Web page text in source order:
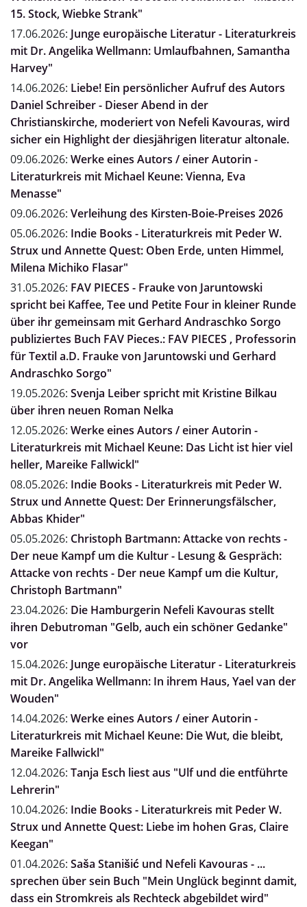
15. Stock, Wiebke Strank"
17.06.2026: Junge europäische Literatur - Literaturkreis
mit Dr. Angelika Wellmann: Umlaufbahnen, Samantha
Harvey"
14.06.2026: Liebe! Ein persönlicher Aufruf des Autors
Daniel Schreiber - Dieser Abend in der
Christianskirche, moderiert von Nefeli Kavouras, wird
sicher ein Highlight der diesjährigen literatur altonale.
09.06.2026: Werke eines Autors / einer Autorin -
Literaturkreis mit Michael Keune: Vienna, Eva
Menasse"
09.06.2026: Verleihung des Kirsten-Boie-Preises 2026
05.06.2026: Indie Books - Literaturkreis mit Peder W.
Strux und Annette Quest: Oben Erde, unten Himmel,
Milena Michiko Flasar"
31.05.2026: FAV PIECES - Frauke von Jaruntowski
spricht bei Kaffee, Tee und Petite Four in kleiner Runde
über ihr gemeinsam mit Gerhard Andraschko Sorgo
publiziertes Buch FAV Pieces.: FAV PIECES , Professorin
für Textil a.D. Frauke von Jaruntowski und Gerhard
Andraschko Sorgo"
19.05.2026: Svenja Leiber spricht mit Kristine Bilkau
über ihren neuen Roman Nelka
12.05.2026: Werke eines Autors / einer Autorin -
Literaturkreis mit Michael Keune: Das Licht ist hier viel
heller, Mareike Fallwickl"
08.05.2026: Indie Books - Literaturkreis mit Peder W.
Strux und Annette Quest: Der Erinnerungsfälscher,
Abbas Khider"
05.05.2026: Christoph Bartmann: Attacke von rechts -
Der neue Kampf um die Kultur - Lesung & Gespräch:
Attacke von rechts - Der neue Kampf um die Kultur,
Christoph Bartmann"
23.04.2026: Die Hamburgerin Nefeli Kavouras stellt
ihren Debutroman "Gelb, auch ein schöner Gedanke"
vor
15.04.2026: Junge europäische Literatur - Literaturkreis
mit Dr. Angelika Wellmann: In ihrem Haus, Yael van der
Wouden"
14.04.2026: Werke eines Autors / einer Autorin -
Literaturkreis mit Michael Keune: Die Wut, die bleibt,
Mareike Fallwickl"
12.04.2026: Tanja Esch liest aus "Ulf und die entführte
Lehrerin"
10.04.2026: Indie Books - Literaturkreis mit Peder W.
Strux und Annette Quest: Liebe im hohen Gras, Claire
Keegan"
01.04.2026: Saša Stanišić und Nefeli Kavouras - ...
sprechen über sein Buch "Mein Unglück beginnt damit,
dass ein Stromkreis als Rechteck abgebildet wird"